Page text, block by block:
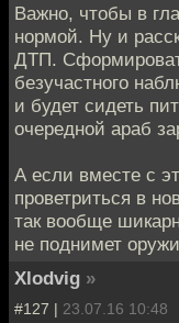
Важно, чтобы в
нормой. Ну и
ДТП.
безучастного
и будет сидеть
очередной араб
А если вместе с
проветриться в
так вообще
не поднимет
Xlodvig »
#127 | 23.07.16 10:48